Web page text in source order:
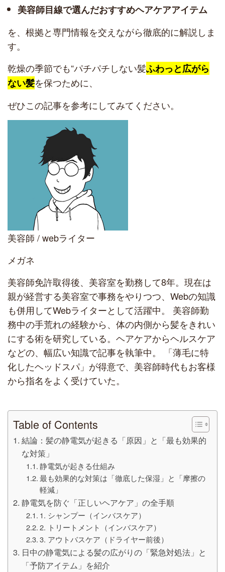
美容師目線で選んだおすすめヘアケアアイテム
を、根拠と専門情報を交えながら徹底的に解説しま
す。
乾燥の季節でも“パチパチしない髪ふわっと広がら
ない髪を保つために、
ぜひこの記事を参考にしてみてください。
美容師 / webライター
メガネ
美容師免許取得後、美容室を勤務して8年。現在は
親が経営する美容室で事務をやりつつ、Webの知識
も併用してWebライターとして活躍中。 美容師勤
務中の手荒れの経験から、体の内側から髪をきれい
にする術を研究している。ヘアケアからヘルスケア
などの、幅広い知識で記事を執筆中。 「薄毛に特
化したヘッドスパ」が得意で、美容師時代もお客様
から指名をよく受けていた。
Table of Contents
結論：髪の静電気が起きる「原因」と「最も効果的
な対策」
静電気が起きる仕組み
最も効果的な対策は「徹底した保湿」と「摩擦の
軽減」
静電気を防ぐ「正しいヘアケア」の全手順
1. シャンプー（インバスケア）
2. トリートメント（インバスケア）
3. アウトバスケア（ドライヤー前後）
日中の静電気による髪の広がりの「緊急対処法」と
「予防アイテム」を紹介